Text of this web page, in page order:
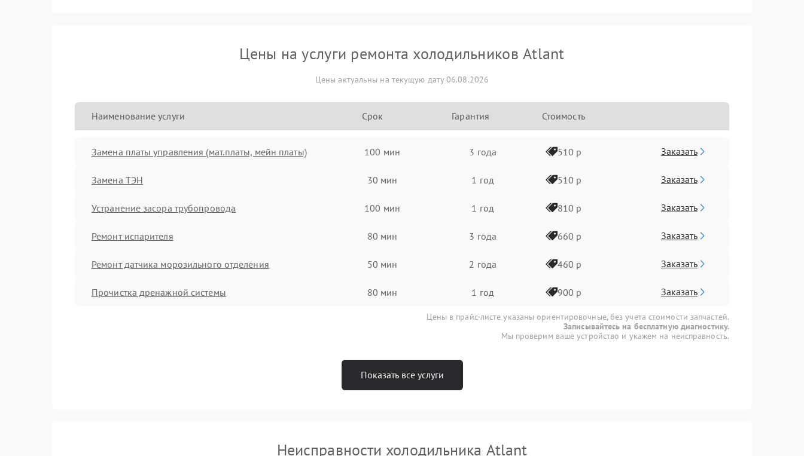
Цены на услуги ремонта холодильников Atlant
Цены актуальны на текущую дату 06.08.2026
Наименование услуги Срок Гарантия Стоимость
Замена платы управления (мат.платы, мейн платы) 100 мин 3 года 510 р Заказать
Замена ТЭН 30 мин 1 год 510 р Заказать
Устранение засора трубопровода 100 мин 1 год 810 р Заказать
Ремонт испарителя 80 мин 3 года 660 р Заказать
Ремонт датчика морозильного отделения 50 мин 2 года 460 р Заказать
Прочистка дренажной системы 80 мин 1 год 900 р Заказать
Цены в прайс-листе указаны ориентировочные, без учета стоимости запчастей.
Записывайтесь на бесплатную диагностику.
Мы проверим ваше устройство и укажем на неисправность.
Показать все услуги
Неисправности холодильника Atlant